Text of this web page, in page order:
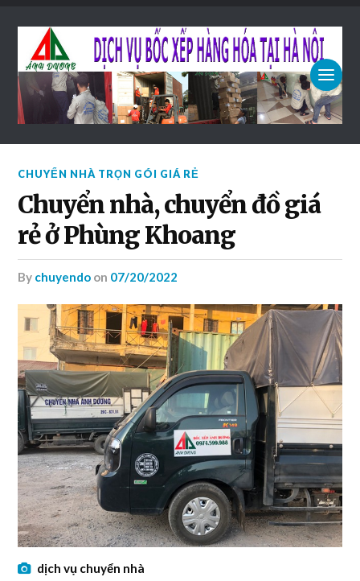
CHUYỂN NHÀ TRỌN GÓI GIÁ RẺ
Chuyển nhà, chuyển đồ giá
rẻ ở Phùng Khoang
by chuyendo on 07/20/2022
dịch vụ chuyển nhà